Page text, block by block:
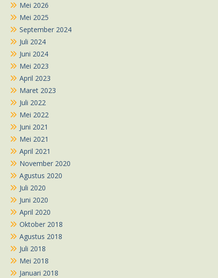
Mei 2026
Mei 2025
September 2024
Juli 2024
Juni 2024
Mei 2023
April 2023
Maret 2023
Juli 2022
Mei 2022
Juni 2021
Mei 2021
April 2021
November 2020
Agustus 2020
Juli 2020
Juni 2020
April 2020
Oktober 2018
Agustus 2018
Juli 2018
Mei 2018
Januari 2018